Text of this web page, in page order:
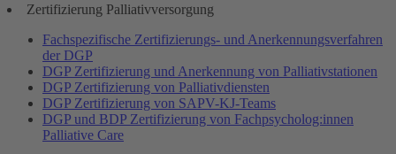
Zertifizierung Palliativversorgung
Fachspezifische Zertifizierungs- und Anerkennungsverfahren
der DGP
DGP Zertifizierung und Anerkennung von Palliativstationen
DGP Zertifizierung von Palliativdiensten
DGP Zertifizierung von SAPV-KJ-Teams
DGP und BDP Zertifizierung von Fachpsycholog:innen
Palliative Care